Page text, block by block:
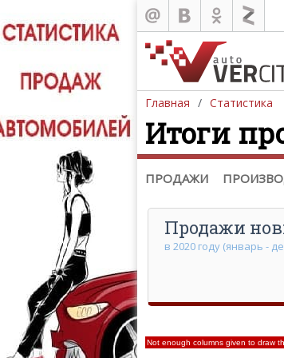
Главная Статистика
Итоги
ПРОДАЖИ
Продажа
Европа
Азия
Северная Америка
Продажи
в 2020 году (январь -
Not enough columns given to draw